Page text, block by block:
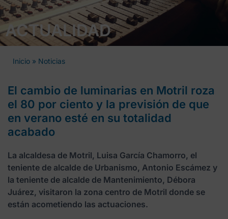
ACTUALIDAD
Inicio » Noticias
El cambio de luminarias en Motril roza
el 80 por ciento y la previsión de que
en verano esté en su totalidad
acabado
La alcaldesa de Motril, Luisa García Chamorro, el
teniente de alcalde de Urbanismo, Antonio Escámez y
la teniente de alcalde de Mantenimiento, Débora
Juárez, visitaron la zona centro de Motril donde se
están acometiendo las actuaciones.